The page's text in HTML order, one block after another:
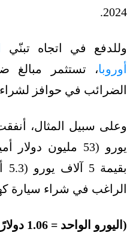
2024.
وللدفع في اتجاه تبنّي
أوروبا، تستثمر مبالغ
الضرائب في حوافز
يورو (53 مليون
الراغب في شراء سيارة
(اليورو الواحد = 1.06 دولارًا أميركيًا).